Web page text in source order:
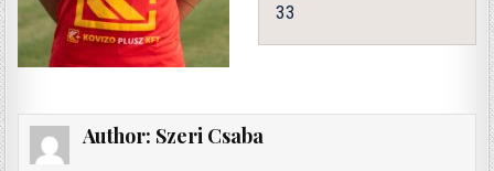
33
Author: Szeri Csaba